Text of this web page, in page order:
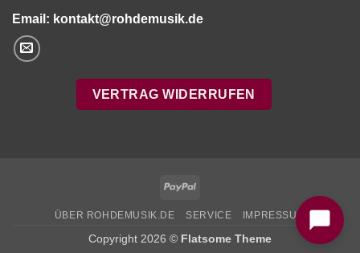
Email: kontakt@rohdemusik.de
VERTRAG WIDERRUFEN
PayPal
ÜBER ROHDEMUSIK.DE SERVICE IMPRESSUM
Copyright 2026 © Flatsome Theme